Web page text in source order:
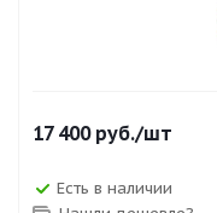
17 400руб./шт
Есть в наличии